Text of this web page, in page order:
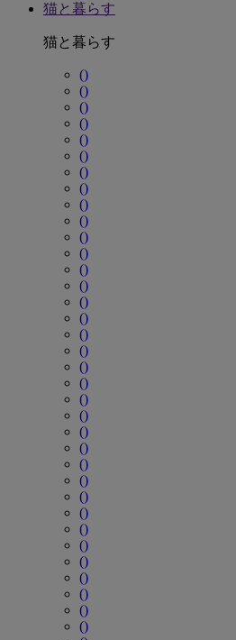
猫と暮らす
猫と暮らす
()
()
()
()
()
()
()
()
()
()
()
()
()
()
()
()
()
()
()
()
()
()
()
()
()
()
()
()
()
()
()
()
()
()
()